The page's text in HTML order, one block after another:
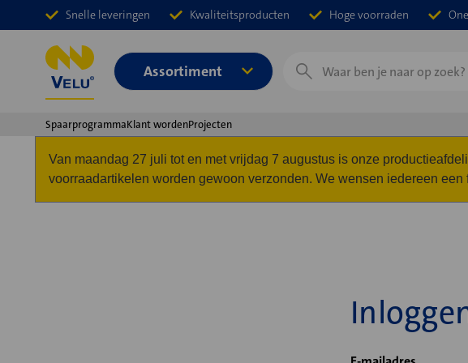
Snelle leveringen Kwaliteitsproducten Hoge voorraden
Assortiment
Zoeken
SpaarprogrammaKlant wordenProjecten
Van maandag 27 juli tot en met vrijdag 7 augustus is onze
voorraadartikelen worden gewoon verzonden. We wensen iedereen een